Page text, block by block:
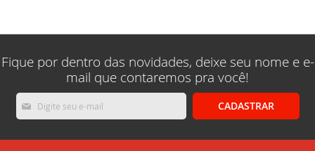
Fique por dentro das novidades, deixe seu nome e e-
mail que contaremos pra você!
Inscreva-
se
nossa
CADASTRAR